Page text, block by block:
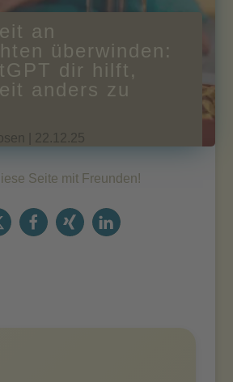
an
überwinden:
dir hilft,
anders zu
22.12.25
Seite mit Freunden!